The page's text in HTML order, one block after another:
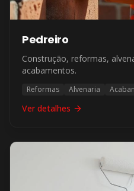
Pedreiro
Construção, reformas,
acabamentos.
Reformas Alvenaria
Ver detalhes